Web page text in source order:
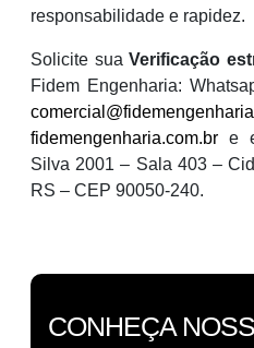
responsabilidade e rapidez.
Solicite suaVerificação
Fidem Engenharia:
fidemengenharia.com.br e
Silva 2001 – Sala 403 –
RS – CEP 90050-240.
CONHEÇA